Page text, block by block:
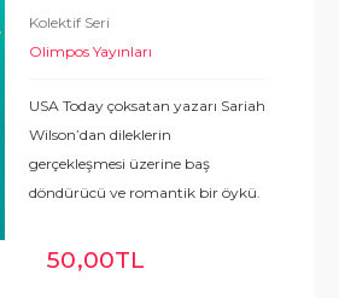
Karşılaşmalar 6
Kolektif Seri
Olimpos Yayınları
USA Today çoksatan yazarı Sariah
Wilson’dan dileklerin
gerçekleşmesi üzerine baş
döndürücü ve romantik bir öykü.
serisinin bir parçası olan Sevgililer
50,00TL